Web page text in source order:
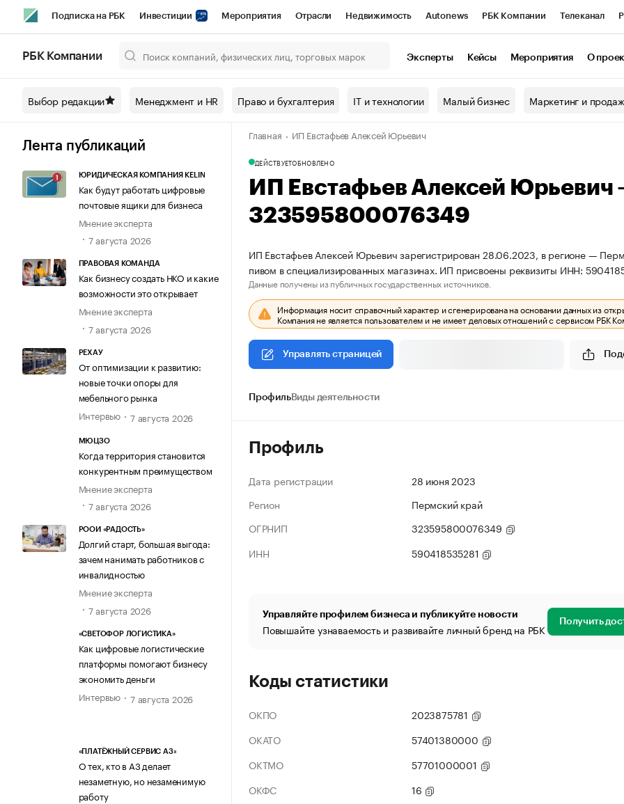
Подписка на РБК Инвестиции Мероприятия Отрасли Недвижимость Autonews РБК Компании Телеканал
Спецпроекты СПб Конференции СПб Спецпроекты Проверка контрагентов
Технологии и медиа Рынок наличной валюты
РБК Компании Эксперты Кейсы Мероприятия О
Выбор редакции Менеджмент и HR Право и бухгалтерия IT и технологии Малый бизнес Маркетинг и
Лента публикаций
ЮРИДИЧЕСКАЯ КОМПАНИЯ KELIN
Как будут работать цифровые
почтовые ящики для бизнеса
Мнение эксперта
7 августа 2026
ПРАВОВАЯ КОМАНДА
Как бизнесу создать НКО и какие
возможности это открывает
Мнение эксперта
7 августа 2026
РЕХАУ
От оптимизации к развитию:
новые точки опоры для
мебельного рынка
Интервью
7 августа 2026
МЮЦЗО
Когда территория становится
конкурентным преимуществом
Мнение эксперта
7 августа 2026
РООИ «РАДОСТЬ»
Долгий старт, большая выгода:
зачем нанимать работников с
инвалидностью
Мнение эксперта
7 августа 2026
«СВЕТОФОР ЛОГИСТИКА»
Как цифровые логистические
платформы помогают бизнесу
экономить деньги
Интервью
7 августа 2026
«ПЛАТЁЖНЫЙ СЕРВИС А3»
О тех, кто в А3 делает
незаметную, но незаменимую
работу
Главная ИП Евстафьев Алексей Юрьевич
ДЕЙСТВУЕТОБНОВЛЕНО
ИП Евстафьев Алексей
323595800076349
ИП Евстафьев Алексей Юрьевич зарегистрирован 28.06.2023, в регионе —
пивом в специализированных магазинах. ИП присвоены реквизиты ИНН:
Данные получены из публичных государственных источников.
Информация носит справочный характер и сгенерирована на основании данных из
Компания не является пользователем и не имеет деловых отношений с сервисом РБК
Управлять страницей
ПрофильВиды деятельности
Профиль
Дата регистрации
28 июня 2023
Регион
Пермский край
ОГРНИП
323595800076349
ИНН
590418535281
Управляйте профилем бизнеса и публикуйте новости
Повышайте узнаваемость и развивайте личный бренд на РБК Получить
Коды статистики
ОКПО
2023875781
ОКАТО
57401380000
ОКТМО
57701000001
ОКФС
16